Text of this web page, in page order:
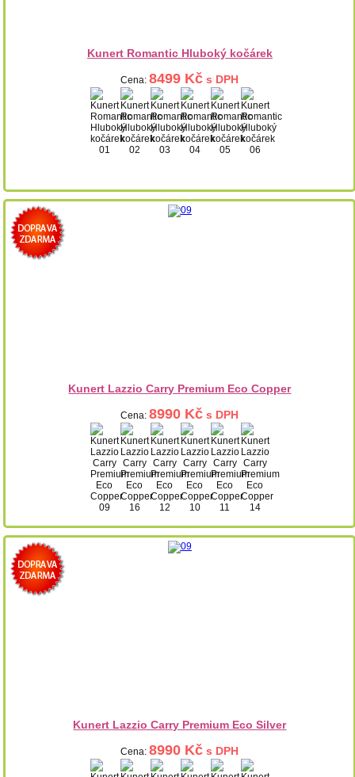
Kunert Romantic Hluboký kočárek
Cena:8499 Kč s DPH
Kunert Lazzio Carry Premium Eco Copper
Cena:8990 Kč s DPH
Kunert Lazzio Carry Premium Eco Silver
Cena:8990 Kč s DPH